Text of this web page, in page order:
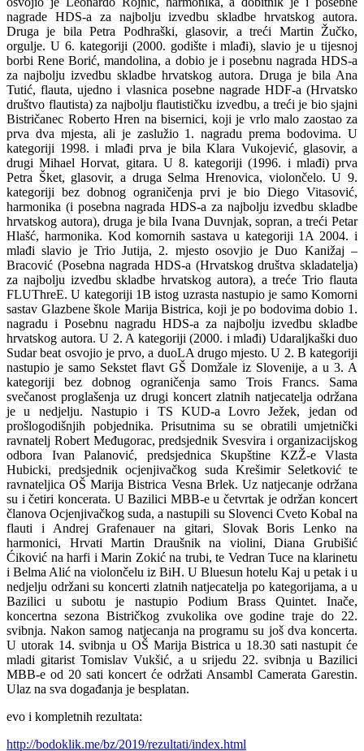
nagrade HDS-a za najbolju izvedbu skladbe hrvatskog autora.
Druga je bila Petra Podhraški, glasovir, a treći Martin Žučko,
orgulje. U 6. kategoriji (2000. godište i mlađi), slavio je u tijesnoj
borbi Rene Borić, mandolina, a dobio je i posebnu nagrada HDS-a
za najbolju izvedbu skladbe hrvatskog autora. Druga je bila Ana
Tutić, flauta, ujedno i vlasnica posebne nagrade HDF-a (Hrvatsko
društvo flautista) za najbolju flautističku izvedbu, a treći je bio sjajni
Bistričanec Roberto Hren na bisernici, koji je vrlo malo zaostao za
prva dva mjesta, ali je zaslužio 1. nagradu prema bodovima. U
kategoriji 1998. i mlađi prva je bila Klara Vukojević, glasovir, a
drugi Mihael Horvat, gitara. U 8. kategoriji (1996. i mlađi) prva
Petra Šket, glasovir, a druga Selma Hrenovica, violončelo. U 9.
kategoriji bez dobnog ograničenja prvi je bio Diego Vitasović,
harmonika (i posebna nagrada HDS-a za najbolju izvedbu skladbe
hrvatskog autora), druga je bila Ivana Duvnjak, sopran, a treći Petar
Hlašć, harmonika. Kod komornih sastava u kategoriji 1A 2004. i
mlađi slavio je Trio Jutija, 2. mjesto osovjio je Duo Kanižaj –
Bracović (Posebna nagrada HDS-a (Hrvatskog društva skladatelja)
za najbolju izvedbu skladbe hrvatskog autora), a treće Trio flauta
FLUThreE. U kategoriji 1B istog uzrasta nastupio je samo Komorni
sastav Glazbene škole Marija Bistrica, koji je po bodovima dobio 1.
nagradu i Posebnu nagradu HDS-a za najbolju izvedbu skladbe
hrvatskog autora. U 2. A kategoriji (2000. i mlađi) Udaraljkaški duo
Sudar beat osvojio je prvo, a duoLA drugo mjesto. U 2. B kategoriji
nastupio je samo Sekstet flavt GŠ Domžale iz Slovenije, a u 3. A
kategoriji bez dobnog ograničenja samo Trois Francs. Sama
svečanost proglašenja uz drugi koncert zlatnih natjecatelja održana
je u nedjelju. Nastupio i TS KUD-a Lovro Ježek, jedan od
prošlogodišnjih pobjednika. Prisutnima su se obratili umjetnički
ravnatelj Robert Međugorac, predsjednik Svesvira i organizacijskog
odbora Ivan Palanović, predsjednica Skupštine KZŽ-e Vlasta
Hubicki, predsjednik ocjenjivačkog suda Krešimir Seletković te
ravnateljica OŠ Marija Bistrica Vesna Brlek. Uz natjecanje održana
su i četiri koncerata. U Bazilici MBB-e u četvrtak je održan koncert
članova Ocjenjivačkog suda, a nastupili su Slovenci Cveto Kobal na
flauti i Andrej Grafenauer na gitari, Slovak Boris Lenko na
harmonici, Hrvati Martin Draušnik na violini, Diana Grubišić
Ćiković na harfi i Marin Zokić na trubi, te Vedran Tuce na klarinetu
i Belma Alić na violončelu iz BiH. U Bluesun hotelu Kaj u petak i u
nedjelju održani su koncerti zlatnih natjecatelja po kategorijama, a u
Bazilici u subotu je nastupio Podium Brass Quintet. Inače,
koncertna sezona Bistričkog zvukolika ove godine traje do 22.
svibnja. Nakon samog natjecanja na programu su još dva koncerta.
U utorak 14. svibnja u OŠ Marija Bistrica u 18.30 sati nastupit će
mladi gitarist Tomislav Vukšić, a u srijedu 22. svibnja u Bazilici
MBB-e od 20 sati koncert će održati Ansambl Camerata Garestin.
Ulaz na sva događanja je besplatan.
evo i kompletnih rezultata:
http://bodoklik.me/bz/2019/rezultati/index.html